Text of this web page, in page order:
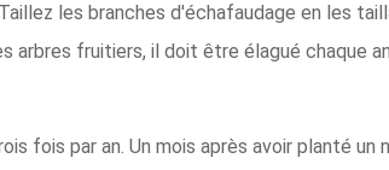
les branches d'échafaudage en les
fruitiers, il doit être élagué chaque
fois par an. Un mois après avoir planté un